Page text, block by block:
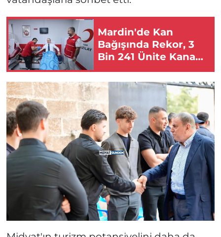
Mardin'de Kan
Bağışında Rekor, 3
Bin 241 Ünite Kana
Ulaşıldı